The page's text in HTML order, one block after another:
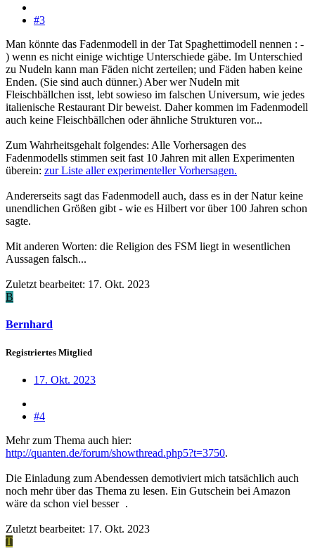
#3
Man könnte das Fadenmodell in der Tat Spaghettimodell nennen : -
) wenn es nicht einige wichtige Unterschiede gäbe. Im Unterschied
zu Nudeln kann man Fäden nicht zerteilen; und Fäden haben keine
Enden. (Sie sind auch dünner.) Aber wer Nudeln mit
Fleischbällchen isst, lebt sowieso im falschen Universum, wie jedes
italienische Restaurant Dir beweist. Daher kommen im Fadenmodell
auch keine Fleischbällchen oder ähnliche Strukturen vor...
Zum Wahrheitsgehalt folgendes: Alle Vorhersagen des
Fadenmodells stimmen seit fast 10 Jahren mit allen Experimenten
überein: zur Liste aller experimenteller Vorhersagen.
Andererseits sagt das Fadenmodell auch, dass es in der Natur keine
unendlichen Größen gibt - wie es Hilbert vor über 100 Jahren schon
sagte.
Mit anderen Worten: die Religion des FSM liegt in wesentlichen
Aussagen falsch...
Zuletzt bearbeitet: 17. Okt. 2023
B
Bernhard
Registriertes Mitglied
17. Okt. 2023
#4
Mehr zum Thema auch hier:
http://quanten.de/forum/showthread.php5?t=3750.
Die Einladung zum Abendessen demotiviert mich tatsächlich auch
noch mehr über das Thema zu lesen. Ein Gutschein bei Amazon
wäre da schon viel besser .
Zuletzt bearbeitet: 17. Okt. 2023
T